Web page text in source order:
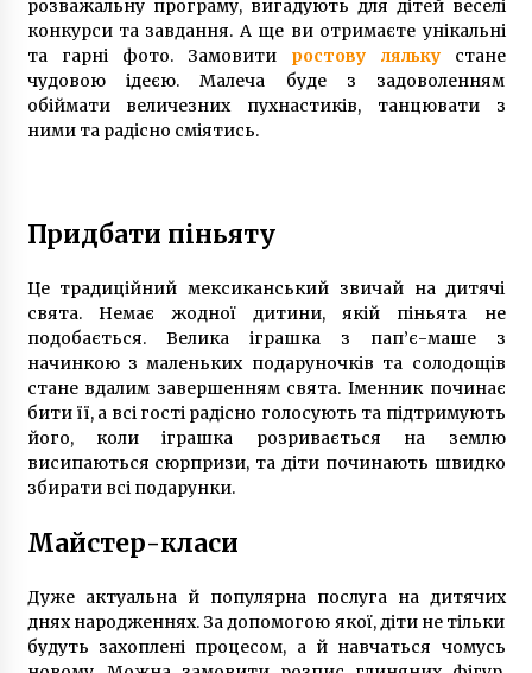
розважальну програму, вигадують для дітей веселі
конкурси та завдання. А ще ви отримаєте унікальні
та гарні фото. Замовити ростову лялькустане
чудовою ідеєю. Малеча буде з задоволенням
обіймати величезних пухнастиків, танцювати з
ними та радісно сміятись.
Придбати піньяту
Це традиційний мексиканський звичай на дитячі
свята. Немає жодної дитини, якій піньята не
подобається. Велика іграшка з пап’є-маше з
начинкою з маленьких подаруночків та солодощів
стане вдалим завершенням свята. Іменник починає
бити її, а всі гості радісно голосують та підтримують
його, коли іграшка розривається на землю
висипаються сюрпризи, та діти починають швидко
збирати всі подарунки.
Майстер-класи
Дуже актуальна й популярна послуга на дитячих
днях народженнях. За допомогою якої, діти не тільки
будуть захоплені процесом, а й навчаться чомусь